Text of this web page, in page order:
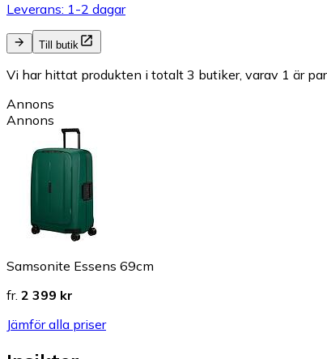
Leverans: 1-2 dagar
Till butik
Vi har hittat produkten i totalt 3 butiker, varav 1 är
Annons
Annons
Samsonite Essens 69cm
fr. 2 399 kr
Jämför alla priser